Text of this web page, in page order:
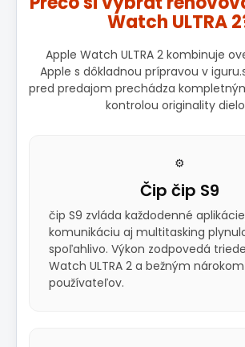
Watch ULTRA
Apple Watch ULTRA 2 kombinuje
Apple s dôkladnou prípravou v
pred predajom prechádza
kontrolou originality
⚙️
Čip čip S9
čip S9 zvláda každodenné
komunikáciu aj multitasking
spoľahlivo. Výkon zodpovedá
Watch ULTRA 2 a bežným
používateľov.